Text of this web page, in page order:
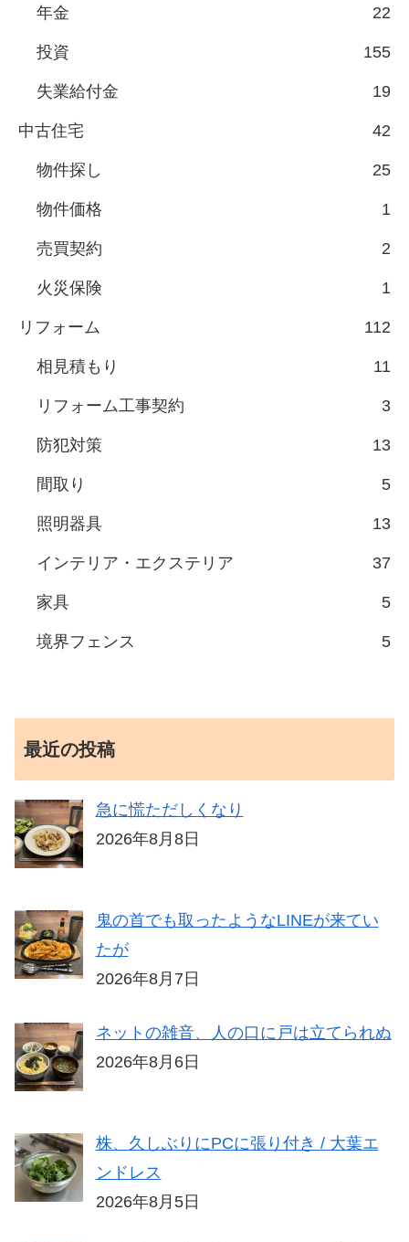
年金 22
投資 155
失業給付金 19
中古住宅 42
物件探し 25
物件価格 1
売買契約 2
火災保険 1
リフォーム 112
相見積もり 11
リフォーム工事契約 3
防犯対策 13
間取り 5
照明器具 13
インテリア・エクステリア 37
家具 5
境界フェンス 5
最近の投稿
急に慌ただしくなり
2026年8月8日
鬼の首でも取ったようなLINEが来てい
たが
2026年8月7日
ネットの雑音、人の口に戸は立てられぬ
2026年8月6日
株、久しぶりにPCに張り付き / 大葉エ
ンドレス
2026年8月5日